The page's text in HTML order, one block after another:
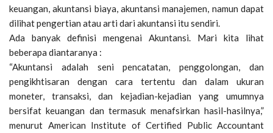
keuangan, akuntansi biaya, akuntansi manajemen, namun dapat
dilihat pengertian atau arti dari akuntansi itu sendiri.
Ada banyak definisi mengenai Akuntansi. Mari kita lihat
beberapa diantaranya :
“Akuntansi adalah seni pencatatan, penggolongan, dan
pengikhtisaran dengan cara tertentu dan dalam ukuran
moneter, transaksi, dan kejadian-kejadian yang umumnya
bersifat keuangan dan termasuk menafsirkan hasil-hasilnya,”
menurut American Institute of Certified Public Accountant